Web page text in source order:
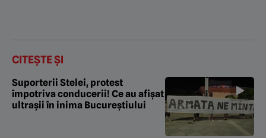
CITEȘTE ȘI
Suporterii Stelei, protest
împotriva conducerii! Ce au afișat
ultrașii în inima Bucureștiului